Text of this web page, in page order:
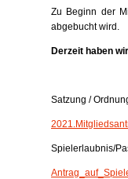
Zu Beginn der
abgebucht wird.
Derzeit haben
Satzung /
Spielerlaubnis/